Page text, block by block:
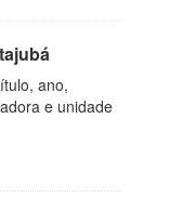
ano,
e unidade